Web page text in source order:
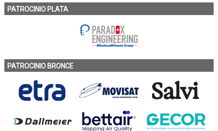
PATROCINIO PLATA
PATROCINIO BRONCE